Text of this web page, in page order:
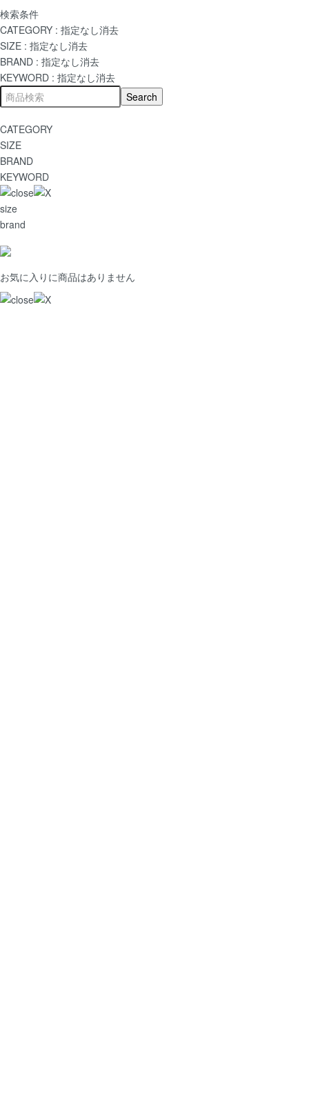
検索条件
CATEGORY : 指定なし消去
SIZE : 指定なし消去
BRAND : 指定なし消去
KEYWORD : 指定なし消去
CATEGORY
SIZE
BRAND
KEYWORD
size
brand
お気に入りに商品はありません